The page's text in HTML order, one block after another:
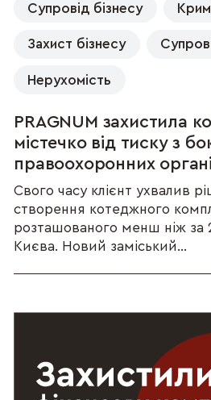
Супровід бізнесу
Захист бізнесу
Нерухомість
PRAGNUM захистила
містечко від тиску з
правоохоронних
Свого часу клієнт ухвалив
створення котеджного
розташованого менш ніж за
Києва. Новий заміський...